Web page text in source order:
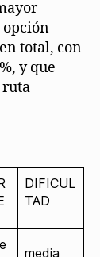
opción
total, con
y que
ruta
DIFICUL
TAD
media